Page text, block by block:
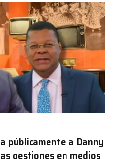
públicamente a Danny
gestiones en medios